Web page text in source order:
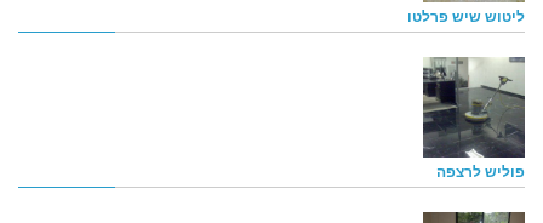
ליטוש שיש פרלטו
פוליש לרצפה